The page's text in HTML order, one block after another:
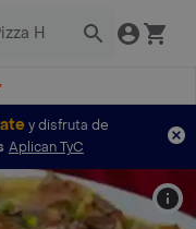
y disfruta de
Aplican TyC